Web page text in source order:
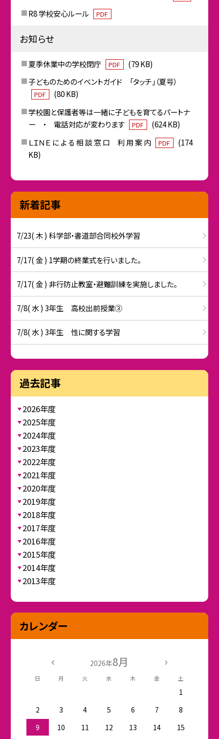
R8 学校安心ルール PDF
お知らせ
夏季休業中の学校閉庁 PDF
(79 KB)
子どものためのイベントガイド 「タッチ」（夏号）
PDF
(80 KB)
学校園と保護者等は一緒に子どもを育てるパートナ
ー ・ 電話対応が変わります
PDF
(624 KB)
ＬＩＮＥ に よ る 相 談 窓 口 利 用 案 内
PDF
(174
KB)
新着記事
7/23( 木 ) 科学部・書道部合同校外学習
7/17( 金 ) 1学期の終業式を行いました。
7/17( 金 ) 非行防止教室・避難訓練を実施しました。
7/8( 水 ) 3年生 高校出前授業③
7/8( 水 ) 3年生 性に関する学習
過去記事
2026年度
2025年度
2024年度
2023年度
2022年度
2021年度
2020年度
2019年度
2018年度
2017年度
2016年度
2015年度
2014年度
2013年度
カレンダー
2026年8月
日 月 火 水 木 金 土
1
2
3 4 5 6 7
8
9
10 11 12 13 14
15